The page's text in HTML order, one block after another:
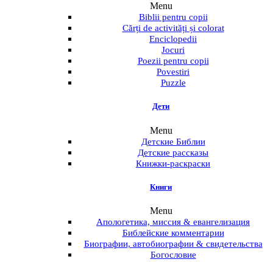
Menu
Biblii pentru copii
Cărți de activități și colorat
Enciclopedii
Jocuri
Poezii pentru copii
Povestiri
Puzzle
Дети
Menu
Детские Библии
Детские рассказы
Книжки-раскраски
Книги
Menu
Апологетика, миссия & евангелизация
Библейские комментарии
Биографии, автобиографии & свидетельства
Богословие